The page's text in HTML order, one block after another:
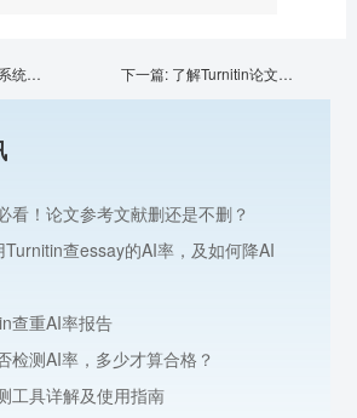
优势 下一篇: 了解Turnitin论文检测，学会看检测报告
看！论文参考文献删还是不删？
Turnitin查essay的AI率，及如何降AI
查重AI率报告
检测AI率，多少才算合格？
工具详解及使用指南